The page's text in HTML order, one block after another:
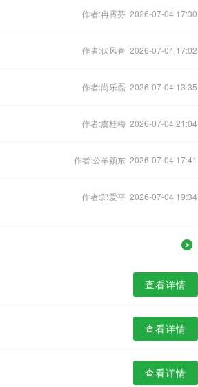
作者:冉霄芬 2026-07-04 17:30
作者:伏风春 2026-07-04 17:02
作者:尚乐磊 2026-07-04 13:35
作者:虞桂梅 2026-07-04 21:04
作者:公羊颖东 2026-07-04 17:41
作者:郑爱平 2026-07-04 19:34
查看详情
查看详情
查看详情